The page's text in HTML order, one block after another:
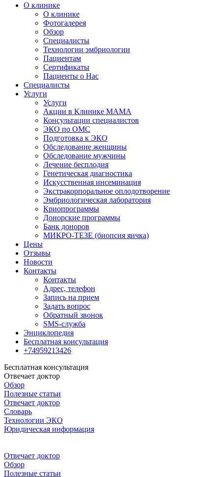
О клинике
О клинике
Фотогалерея
Обзор
Специалисты
Технологии эмбриологии
Пациентам
Сертификаты
Пациенты о Нас
Специалисты
Услуги
Услуги
Акции в Клинике МАМА
Консультации специалистов
ЭКО по ОМС
Подготовка к ЭКО
Обследование женщины
Обследование мужчины
Лечение бесплодия
Генетическая диагностика
Искусственная инсеминация
Экстракорпоральное оплодотворение
Эмбриологическая лаборатория
Криопрограммы
Донорские программы
Банк доноров
МИКРО-ТЕЗЕ (биопсия яичка)
Цены
Отзывы
Новости
Контакты
Контакты
Адрес, телефон
Запись на прием
Задать вопрос
Обратный звонок
SMS-служба
Энциклопедия
Бесплатная консультация
+74959213426
Бесплатная консультация
Отвечает доктор
Обзор
Полезные статьи
Отвечает доктор
Словарь
Технологии ЭКО
Юридическая информация
Отвечает доктор
Обзор
Полезные статьи